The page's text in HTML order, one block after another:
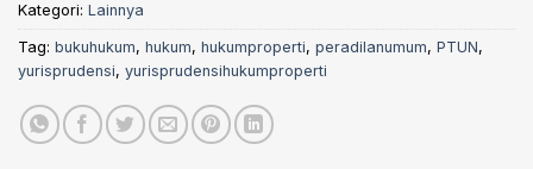
Kategori: Lainnya
Tag: bukuhukum, hukum, hukumproperti, peradilanumum, PTUN,
yurisprudensi, yurisprudensihukumproperti